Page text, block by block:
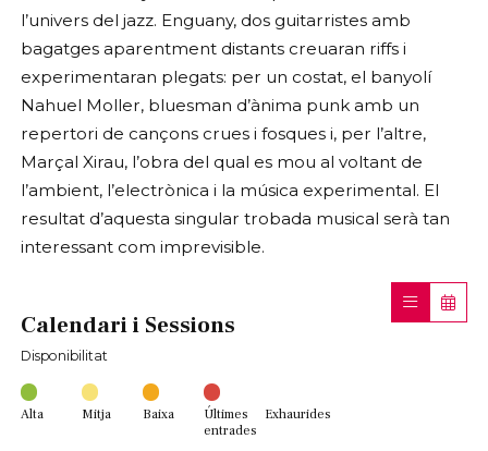
l’univers del jazz. Enguany, dos guitarristes amb
bagatges aparentment distants creuaran riffs i
experimentaran plegats: per un costat, el banyolí
Nahuel Moller, bluesman d’ànima punk amb un
repertori de cançons crues i fosques i, per l’altre,
Marçal Xirau, l’obra del qual es mou al voltant de
l’ambient, l’electrònica i la música experimental. El
resultat d’aquesta singular trobada musical serà tan
interessant com imprevisible.
Calendari i Sessions
Disponibilitat
Alta Mitja Baixa
Últimes
entrades
Exhaurides